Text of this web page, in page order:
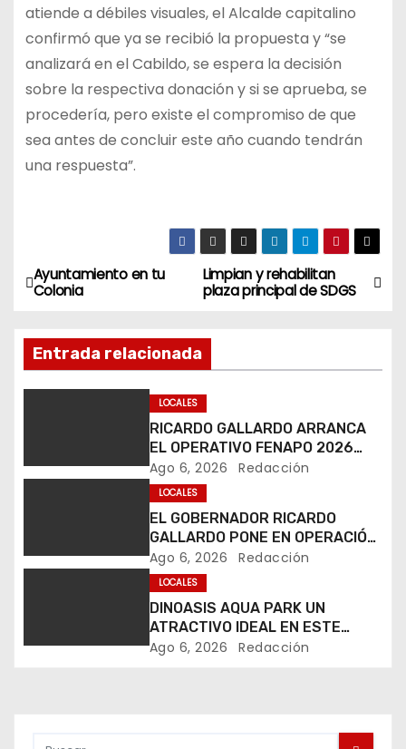
atiende a débiles visuales, el Alcalde capitalino
confirmó que ya se recibió la propuesta y “se
analizará en el Cabildo, se espera la decisión
sobre la respectiva donación y si se aprueba, se
procedería, pero existe el compromiso de que
sea antes de concluir este año cuando tendrán
una respuesta”.
N
v
e
a
i
Limpian y rehabilitan
plaza principal de SDGS
Ayuntamiento en tu
Colonia
Entrada relacionada
LOCALES
RICARDO GALLARDO ARRANCA
EL OPERATIVO FENAPO 2026
PARA GARANTIZAR LA
SEGURIDAD DE MÁS DE 9
MILLONES DE VISITANTES
Ago 6, 2026 Redacción
LOCALES
EL GOBERNADOR RICARDO
GALLARDO PONE EN OPERACIÓN
LOS PRIMEROS CUATRO PERROS
ROBOT
Ago 6, 2026 Redacción
LOCALES
DINOASIS AQUA PARK UN
ATRACTIVO IDEAL EN ESTE
VERANO
Ago 6, 2026 Redacción